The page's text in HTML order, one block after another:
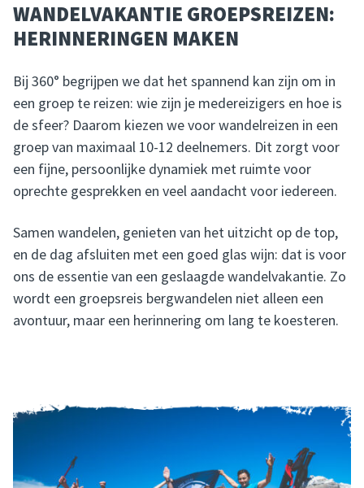
WANDELVAKANTIE GROEPSREIZEN:
HERINNERINGEN MAKEN
Bij 360° begrijpen we dat het spannend kan zijn om in
een groep te reizen: wie zijn je medereizigers en hoe is
de sfeer? Daarom kiezen we voor wandelreizen in een
groep van maximaal 10-12 deelnemers. Dit zorgt voor
een fijne, persoonlijke dynamiek met ruimte voor
oprechte gesprekken en veel aandacht voor iedereen.
Samen wandelen, genieten van het uitzicht op de top,
en de dag afsluiten met een goed glas wijn: dat is voor
ons de essentie van een geslaagde wandelvakantie. Zo
wordt een groepsreis bergwandelen niet alleen een
avontuur, maar een herinnering om lang te koesteren.